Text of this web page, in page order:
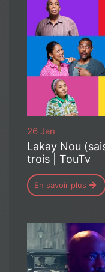
26 Jan
Lakay Nou
trois | TouTv
En savoir plus